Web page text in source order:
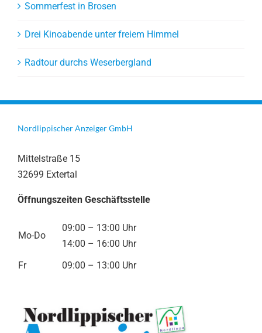
Sommerfest in Brosen
Drei Kinoabende unter freiem Himmel
Radtour durchs Weserbergland
Nordlippischer Anzeiger GmbH
Mittelstraße 15
32699 Extertal
Öffnungszeiten Geschäftsstelle
Mo-Do
09:00 – 13:00 Uhr
14:00 – 16:00 Uhr
Fr
09:00 – 13:00 Uhr